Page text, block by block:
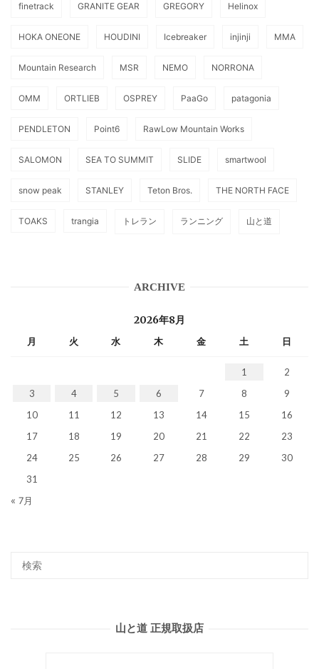
finetrack GRANITE GEAR GREGORY Helinox
HOKA ONEONE HOUDINI Icebreaker injinji MMA
Mountain Research MSR NEMO NORRONA
OMM ORTLIEB OSPREY PaaGo patagonia
PENDLETON Point6 RawLow Mountain Works
SALOMON SEA TO SUMMIT SLIDE smartwool
snow peak STANLEY Teton Bros. THE NORTH FACE
TOAKS trangia トレラン ランニング 山と道
ARCHIVE
2026年8月
月 火 水 木 金 土 日
1
2
3
4 5 6 7 8
9
10
11 12 13 14 15
16
17
18 19 20 21 22
23
24
25 26 27 28 29
30
31
« 7月
山と道 正規取扱店